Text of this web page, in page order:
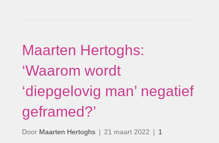
Maarten Hertoghs:
‘Waarom wordt
‘diepgelovig man’ negatief
geframed?’
Door Maarten Hertoghs | 21 maart 2022 | 1